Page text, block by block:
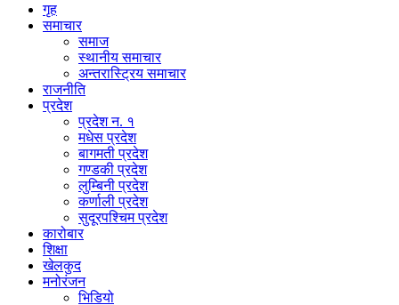
गृह
समाचार
समाज
स्थानीय समाचार
अन्तरास्ट्रिय समाचार
राजनीति
प्रदेश
प्रदेश न. १
मधेस प्रदेश
बागमती प्रदेश
गण्डकी प्रदेश
लुम्बिनी प्रदेश
कर्णाली प्रदेश
सुदूरपश्चिम प्रदेश
कारोबार
शिक्षा
खेलकुद
मनोरंजन
भिडियो